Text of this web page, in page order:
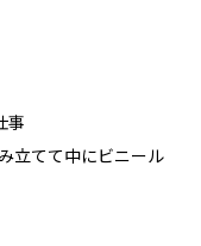
事
立てて中にビニール